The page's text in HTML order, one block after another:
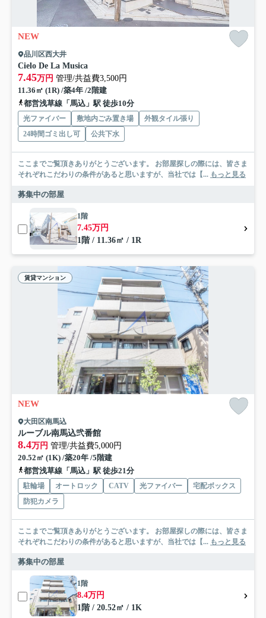
NEW
品川区西大井
Cielo De La Musica
7.45万円 管理/共益費3,500円
11.36㎡ (1R) /築4年 /2階建
都営浅草線「馬込」駅 徒歩10分
光ファイバー 敷地内ごみ置き場
外観タイル張り
24時間ゴミ出し可
公共下水
ここまでご覧頂きありがとうございます。 お部屋探しの際には、皆さま
それぞれこだわりの条件があると思いますが、当社では【... もっと見る
募集中の部屋
1階
7.45万円
1階 / 11.36㎡ / 1R
賃貸マンション
NEW
大田区南馬込
ルーブル南馬込弐番館
8.4万円 管理/共益費5,000円
20.52㎡ (1K) /築20年 /5階建
都営浅草線「馬込」駅 徒歩21分
駐輪場 オートロック CATV 光ファイバー
宅配ボックス
防犯カメラ
ここまでご覧頂きありがとうございます。 お部屋探しの際には、皆さま
それぞれこだわりの条件があると思いますが、当社では【... もっと見る
募集中の部屋
1階
8.4万円
1階 / 20.52㎡ / 1K